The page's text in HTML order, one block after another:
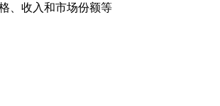
、收入和市场份额等